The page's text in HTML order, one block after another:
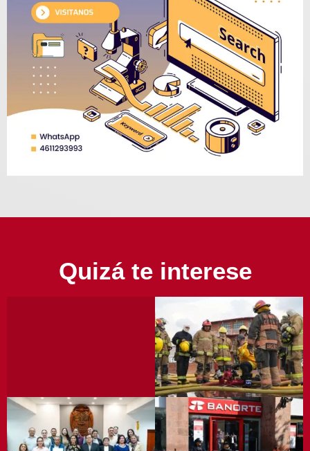
Quizá te interese